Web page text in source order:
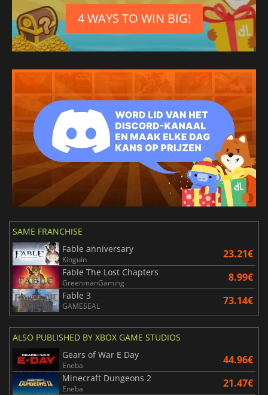
4 WAYS TO WIN BIG!
SAME FRANCHISE
Fable anniversary
Kinguin 23.21€
Fable The Lost Chapters
GreenmanGaming 8.99€
Fable 3
GAMESEAL 73.14€
ALSO PUBLISHED BY XBOX GAME STUDIOS
Gears of War E Day
Eneba 44.96€
Minecraft Dungeons 2
Eneba 21.47€